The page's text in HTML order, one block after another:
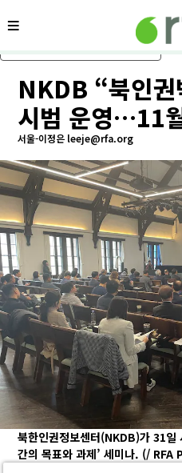
메인 콘텐츠로 건너뛰기
메뉴
NKDB “북인권
시범 운영…11
서울-이정은 leeje@rfa.org
북한인권정보센터(NKDB)가 31일
간의 목표와 과제’ 세미나. (/ RFA